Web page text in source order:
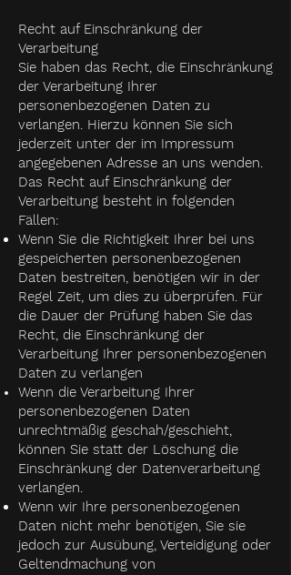
Recht auf Einschränkung der
Verarbeitung
Sie haben das Recht, die Einschränkung
der Verarbeitung Ihrer
personenbezogenen Daten zu
verlangen. Hierzu können Sie sich
jederzeit unter der im Impressum
angegebenen Adresse an uns wenden.
Das Recht auf Einschränkung der
Verarbeitung besteht in folgenden
Fällen:
Wenn Sie die Richtigkeit Ihrer bei uns
gespeicherten personenbezogenen
Daten bestreiten, benötigen wir in der
Regel Zeit, um dies zu überprüfen. Für
die Dauer der Prüfung haben Sie das
Recht, die Einschränkung der
Verarbeitung Ihrer personenbezogenen
Daten zu verlangen
Wenn die Verarbeitung Ihrer
personenbezogenen Daten
unrechtmäßig geschah/geschieht,
können Sie statt der Löschung die
Einschränkung der Datenverarbeitung
verlangen.
Wenn wir Ihre personenbezogenen
Daten nicht mehr benötigen, Sie sie
jedoch zur Ausübung, Verteidigung oder
Geltendmachung von